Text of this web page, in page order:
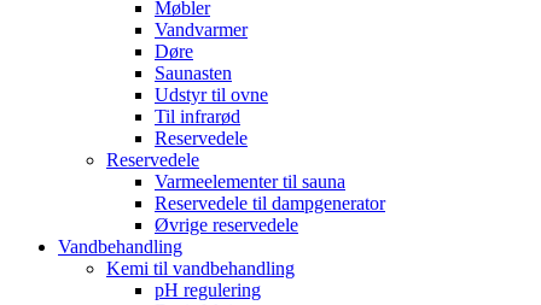
Møbler
Vandvarmer
Døre
Saunasten
Udstyr til ovne
Til infrarød
Reservedele
Reservedele
Varmeelementer til sauna
Reservedele til dampgenerator
Øvrige reservedele
Vandbehandling
Kemi til vandbehandling
pH regulering